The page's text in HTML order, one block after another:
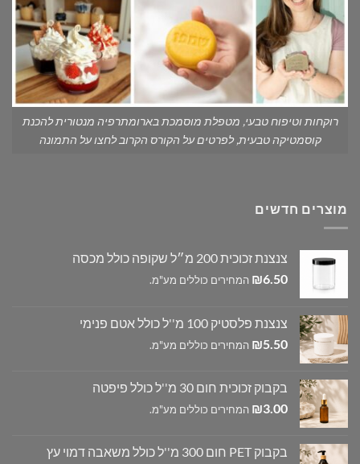
רוקחות וטיפוח טבעי, מטפלת מוסמכת בארומתרפיה מנטורית להכנת
קוסמטיקה טבעית, לפרטים על הקורס הקרוב לחצו על התמונה
מוצרים חדשים
צנצנת זכוכית 200 מ״ל שקופה כולל מכסה
₪6.50 המחירים כוללים מע"מ.
צנצנת פלסטיק 100 מ''ל כולל אטם פנימי
₪5.50 המחירים כוללים מע"מ.
בקבוק זכוכית חום 30 מ''ל כולל פיפטה
₪3.00 המחירים כוללים מע"מ.
בקבוק PET חום 300 מ''ל כולל משאבה דמוי עץ